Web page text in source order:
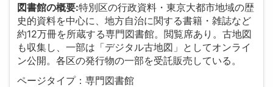
図書館の概要:特別区の行政資料・東京大都市地域の歴
史的資料を中心に、地方自治に関する書籍・雑誌など
約12万冊を所蔵する専門図書館。閲覧席あり。古地図
も収集し、一部は「デジタル古地図」としてオンライ
ン公開。各区の発行物の一部を受託販売している。
ページタイプ：専門図書館